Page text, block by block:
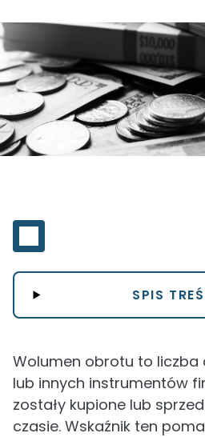
SPIS
Wolumen obrotu to liczba
lub innych instrumentów
zostały kupione lub
czasie. Wskaźnik ten